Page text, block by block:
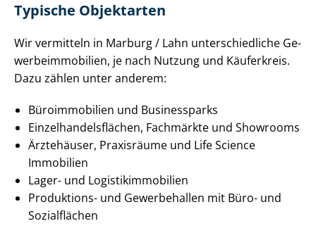
Typische Objektarten
Wir vermitteln in Marburg / Lahn un­ter­schied­li­che Ge­
wer­be­im­mo­bi­li­en, je nach Nutzung und Käuferkreis.
Dazu zählen unter anderem:
Büroimmobilien und Businessparks
Ein­zel­han­dels­flä­chen, Fachmärkte und Showrooms
Ärztehäuser, Praxisräume und Life Science
Immobilien
Lager- und Lo­gis­tik­im­mo­bi­li­en
Produktions- und Gewerbehallen mit Büro- und
Sozialflächen